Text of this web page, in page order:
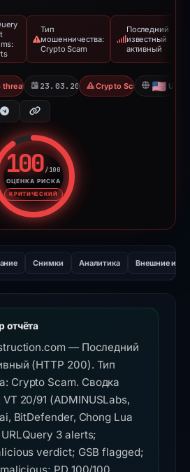
Тип
мошенничества:
Crypto Scam
Последний
известный
активный
threat alerts23.03.2026 Crypto Scam US
100/100
ОЦЕНКА РИСКА
КРИТИЧЕСКИЙ
Оценка риска: 100 из 100.
Снимки Аналитика Внешние
отчёта
— Последний
(HTTP 200). Тип
Crypto Scam. Сводка
VT 20/91 (ADMINUSLabs,
BitDefender, Chong Lua
3 alerts;
verdict; GSB flagged;